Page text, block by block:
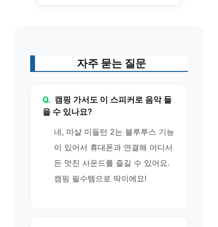
자주 묻는 질문
Q. 캠핑 가서도 이 스피커로 음악 들
을 수 있나요?
네, 마샬 미들턴 2는 블루투스 기능
이 있어서 휴대폰과 연결해 어디서
든 멋진 사운드를 즐길 수 있어요.
캠핑 필수템으로 딱이에요!